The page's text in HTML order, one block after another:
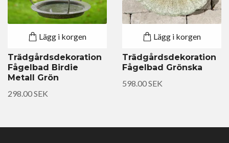
Lägg i korgen
Trädgårdsdekoration
Fågelbad Birdie
Metall Grön
298.00 SEK
Lägg i korgen
Trädgårdsdekoration
Fågelbad Grönska
598.00 SEK